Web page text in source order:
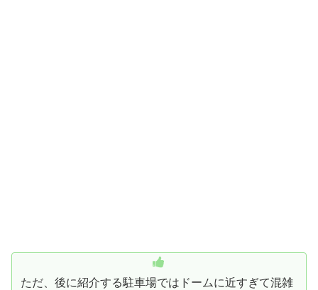
ただ、後に紹介する駐車場ではドームに近すぎて混雑